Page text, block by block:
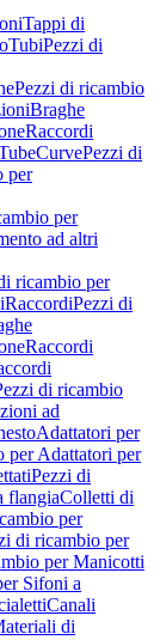
Tappi di
TubiPezzi di
Pezzi di ricambio
Braghe
Raccordi
CurvePezzi di
per
per
ad altri
ricambio per
RaccordiPezzi di
Raccordi
di ricambio
ad
Adattatori per
per Adattatori per
Pezzi di
flangiaColletti di
per
di ricambio per
per Manicotti
Sifoni a
Canali
di